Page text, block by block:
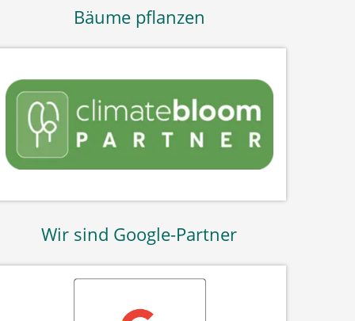
Bäume pflanzen
Wir sind Google-Partner